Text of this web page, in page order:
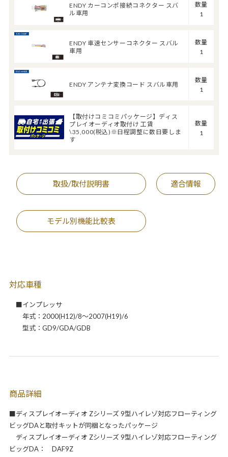
ENDY カーコンポ接続コネクター スバ
ル車用
数量
1
ENDY 車速センサーコネクター スバル
車用
数量
1
ENDY アンテナ変換コード スバル車用
数量
1
【取付けコミコミパッケージ】ディス
プレイオーディオ取付け 工賃
\35,000(税込)※日程調整に数日要しま
す
数量
1
取扱/取付説明書 適合情報
モデル別機能比較表
対応車種
■インプレッサ
年式：2000(H12)/8～2007(H19)/6
型式：GD9/GDA/GDB
商品詳細
■ディスプレイオーディオ Zシリーズ 9型ハイレゾ対応フローティング
ビッグDAと取付キットが同梱となったパッケージ
ディスプレイオーディオ Zシリーズ 9型ハイレゾ対応フローティング
ビッグDA： DAF9Z